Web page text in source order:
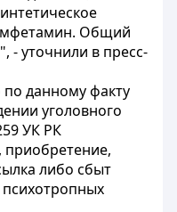
Общий
- уточнили в пресс-
данному факту
уголовного
УК РК
приобретение,
либо сбыт
психотропных